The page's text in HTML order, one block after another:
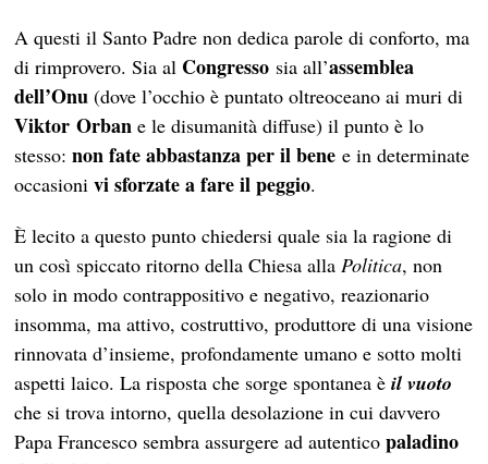
A questi il Santo Padre non dedica parole di conforto, ma
di rimprovero. Sia al Congresso sia all’assemblea
dell’Onu (dove l’occhio è puntato oltreoceano ai muri di
Viktor Orban e le disumanità diffuse) il punto è lo
stesso: non fate abbastanza per il bene e in determinate
occasionivi sforzate a fare il peggio.
È lecito a questo punto chiedersi quale sia la ragione di
un così spiccato ritorno della Chiesa allaPolitica, non
solo in modo contrappositivo e negativo, reazionario
insomma, ma attivo, costruttivo, produttore di una visione
rinnovata d’insieme, profondamente umano e sotto molti
aspetti laico. La risposta che sorge spontanea èil vuoto
che si trova intorno, quella desolazione in cui davvero
Papa Francesco sembra assurgere ad autenticopaladino